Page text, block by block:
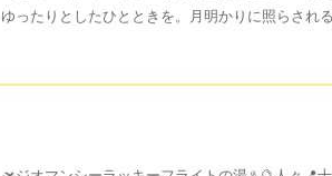
ゆったりとしたひとときを。月明かりに照らされ